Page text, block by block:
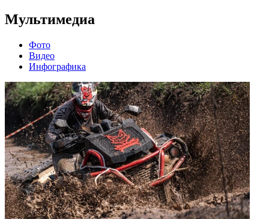
Мультимедиа
Фото
Видео
Инфографика